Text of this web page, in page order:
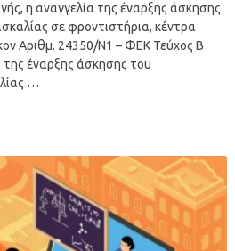
η αναγγελία της έναρξης άσκησης
σε φροντιστήρια, κέντρα
Αριθμ. 24350/Ν1 – ΦΕΚ Τεύχος Β
έναρξης άσκησης του
…